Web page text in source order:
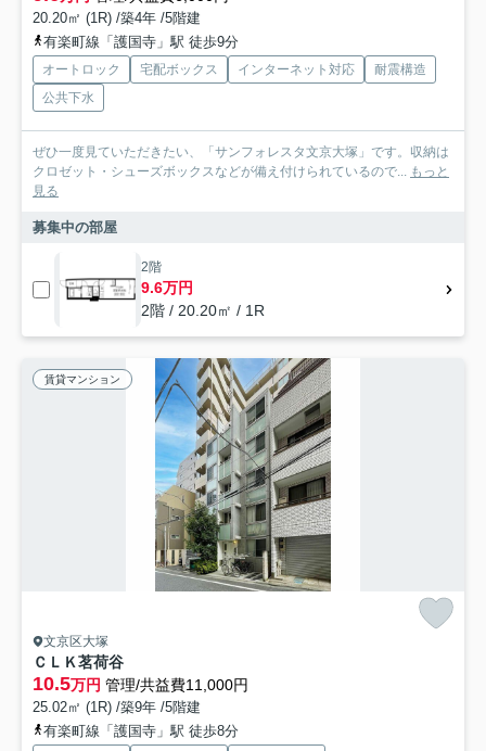
20.20㎡ (1R) /築4年 /5階建
有楽町線「護国寺」駅 徒歩9分
オートロック 宅配ボックス インターネット対応
耐震構造
公共下水
ぜひ一度見ていただきたい、「サンフォレスタ文京大塚」です。収納は
クロゼット・シューズボックスなどが備え付けられているので... もっと
見る
募集中の部屋
2階
9.6万円
2階 / 20.20㎡ / 1R
賃貸マンション
文京区大塚
ＣＬＫ茗荷谷
10.5万円 管理/共益費11,000円
25.02㎡ (1R) /築9年 /5階建
有楽町線「護国寺」駅 徒歩8分